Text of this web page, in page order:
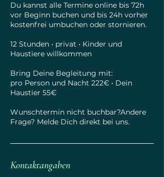
Du kannst alle Termine online bis 72h
vor Beginn buchen und bis 24h vorher
kostenfrei umbuchen oder stornieren.
12 Stunden • privat • Kinder und
Haustiere willkommen
Bring Deine Begleitung mit:
pro Person und Nacht 222€ • Dein
Haustier 55€
Wunschtermin nicht buchbar?Andere
Frage? Melde Dich direkt bei uns.​​
Kontaktangaben